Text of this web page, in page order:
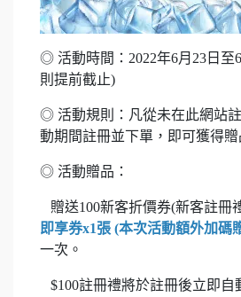
◎ 活動時間：2022年6月23日至
則提前截止)
◎ 活動規則：凡從未在此網站
動期間註冊並下單，即可獲得贈
◎ 活動贈品：
贈送100新客折價券(新客註冊
即享券x1張 (本次活動額外加碼
一次。
$100註冊禮將於註冊後立即自